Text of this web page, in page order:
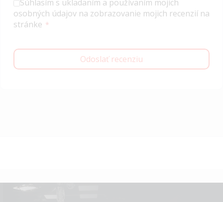
Súhlasím s ukladaním a používaním mojich
osobných údajov na zobrazovanie mojich recenzií na
stránke
Odoslať recenziu